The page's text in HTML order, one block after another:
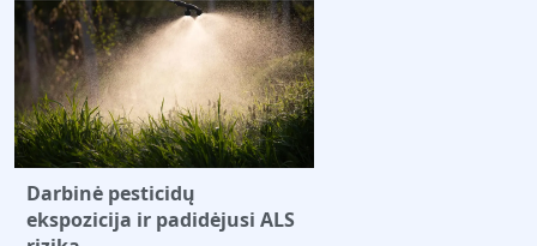
Darbinė pesticidų
ekspozicija ir padidėjusi ALS